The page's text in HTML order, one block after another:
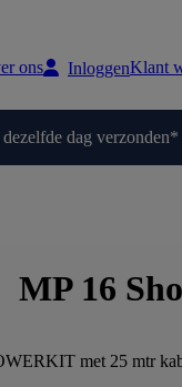
ons InloggenKlant
dag verzonden*
MP 16
met 25 mtr